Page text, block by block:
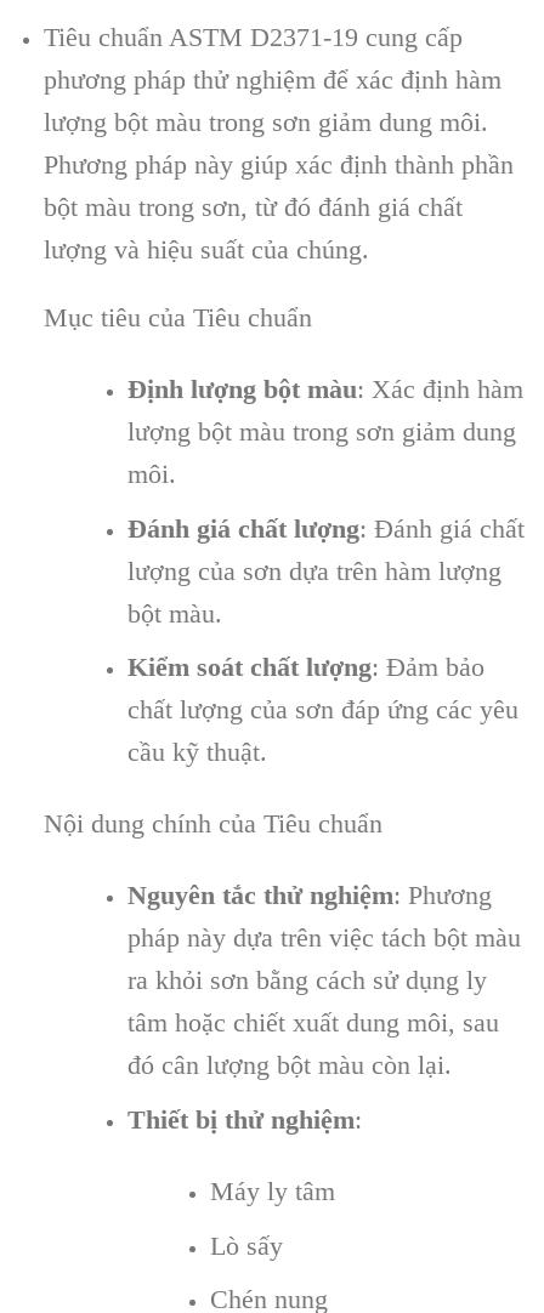
Tiêu chuẩn ASTM D2371-19 cung cấp
phương pháp thử nghiệm để xác định hàm
lượng bột màu trong sơn giảm dung môi.
Phương pháp này giúp xác định thành phần
bột màu trong sơn, từ đó đánh giá chất
lượng và hiệu suất của chúng.
Mục tiêu của Tiêu chuẩn
Định lượng bột màu: Xác định hàm
lượng bột màu trong sơn giảm dung
môi.
Đánh giá chất lượng: Đánh giá chất
lượng của sơn dựa trên hàm lượng
bột màu.
Kiểm soát chất lượng: Đảm bảo
chất lượng của sơn đáp ứng các yêu
cầu kỹ thuật.
Nội dung chính của Tiêu chuẩn
Nguyên tắc thử nghiệm: Phương
pháp này dựa trên việc tách bột màu
ra khỏi sơn bằng cách sử dụng ly
tâm hoặc chiết xuất dung môi, sau
đó cân lượng bột màu còn lại.
Thiết bị thử nghiệm:
Máy ly tâm
Lò sấy
Chén nung